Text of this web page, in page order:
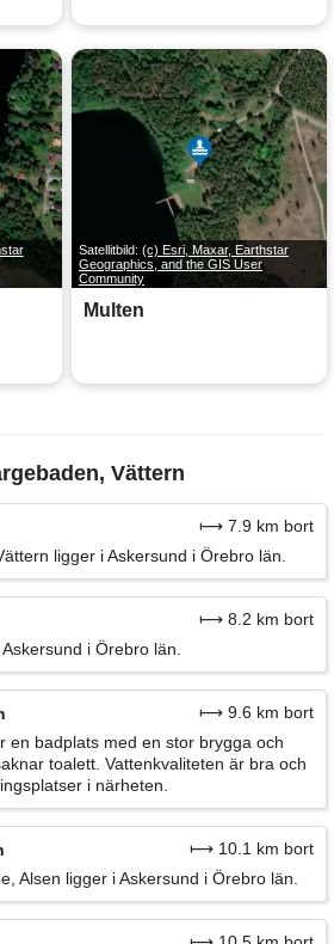
Satellitbild: (c) Esri, Maxar, Earthstar
Geographics, and the GIS User
Community
Multen
Vättern
⟼ 7.9 km bort
ligger i Askersund i Örebro län.
⟼ 8.2 km bort
i Örebro län.
⟼ 9.6 km bort
en badplats med en stor brygga och
toalett. Vattenkvaliteten är bra och
i närheten.
⟼ 10.1 km bort
Alsen ligger i Askersund i Örebro län.